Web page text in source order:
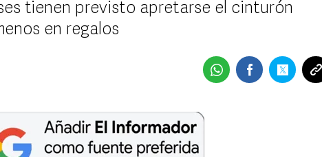
tienen previsto apretarse el cinturón
en regalos